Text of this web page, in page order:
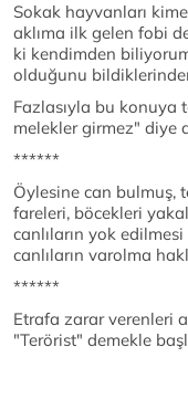
Sokak hayvanları
aklıma ilk gelen fobi
ki kendimden
olduğunu
Fazlasıyla bu konuya
melekler girmez" diye
******
Öylesine can bulmuş,
fareleri, böcekleri
canlıların yok edilmesi
canlıların varolma
******
Etrafa zarar verenleri
"Terörist" demekle